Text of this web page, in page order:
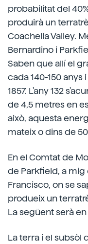
probabilitat del
produirà un
Coachella Valley.
Bernardino i
Saben que allí el
cada 140-150
1857. L'any 132
de 4,5 metres en
això, aquesta
mateix o dins de
En el Comtat de
de Parkfield, a mig
Francisco, on se
produeix un
La següent serà
La terra i el subsòl